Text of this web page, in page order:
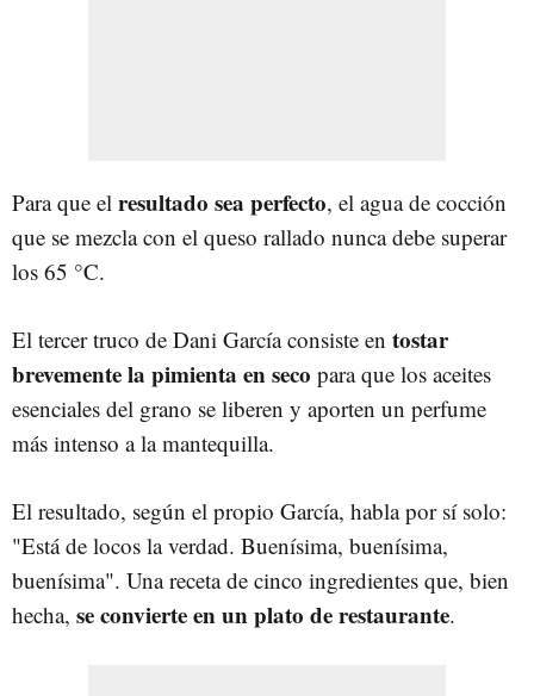
Para que el resultado sea perfecto, el agua de cocción
que se mezcla con el queso rallado nunca debe superar
los 65 °C.
El tercer truco de Dani García consiste en tostar
brevemente la pimienta en seco para que los aceites
esenciales del grano se liberen y aporten un perfume
más intenso a la mantequilla.
El resultado, según el propio García, habla por sí solo:
"Está de locos la verdad. Buenísima, buenísima,
buenísima". Una receta de cinco ingredientes que, bien
hecha, se convierte en un plato de restaurante.